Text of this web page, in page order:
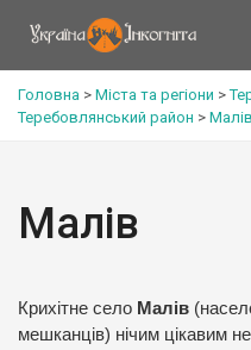
Головна > Міста та регіони >
Теребовлянський район > Малів
Малів
Крихітне село Малів
мешканців) нічим цікавим